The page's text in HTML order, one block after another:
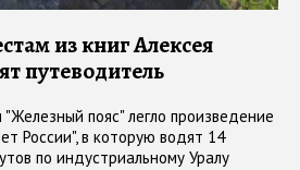
из книг Алексея
путеводитель
пояс" легло произведение
России", в которую водят 14
по индустриальному Уралу